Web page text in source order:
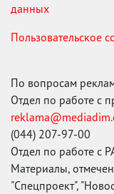
данных
Пользовательское
По вопросам
Отдел по работе с
(044) 207-97-00
Отдел по работе с
Материалы,
"Спецпроект",